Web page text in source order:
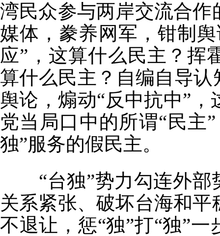
湾民众参与两岸交流合
媒体，豢养网军，钳制
应”，这算什么民主？挥
算什么民主？自编自导
舆论，煽动“反中抗中”
党当局口中的所谓“民主
独”服务的假民主。
“台独”势力勾连外部
关系紧张、破坏台海和
不退让，惩“独”打“独”